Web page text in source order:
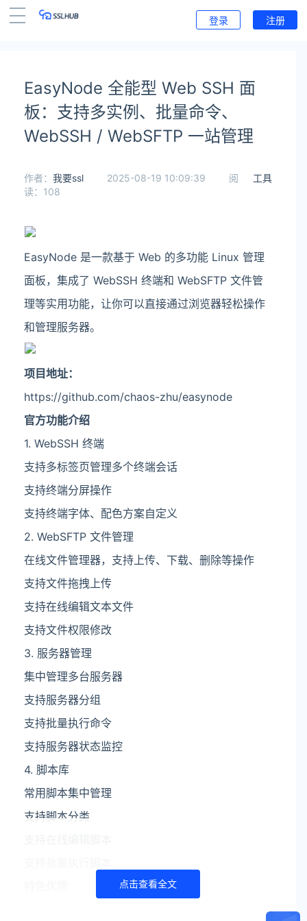
登录 注册
EasyNode 全能型 Web SSH 面
板：支持多实例、批量命令、
WebSSH / WebSFTP 一站管理
工具
作者： 我要ssl 2025-08-19 10:09:39
阅
读：108
EasyNode 是一款基于 Web 的多功能 Linux 管理
面板，集成了 WebSSH 终端和 WebSFTP 文件管
理等实用功能，让你可以直接通过浏览器轻松操作
和管理服务器。
项目地址：
https://github.com/chaos-zhu/easynode
官方功能介绍
1. WebSSH 终端
支持多标签页管理多个终端会话
支持终端分屏操作
支持终端字体、配色方案自定义
2. WebSFTP 文件管理
在线文件管理器，支持上传、下载、删除等操作
支持文件拖拽上传
支持在线编辑文本文件
支持文件权限修改
3. 服务器管理
集中管理多台服务器
支持服务器分组
支持批量执行命令
支持服务器状态监控
4. 脚本库
常用脚本集中管理
支持脚本分类
点击查看全文